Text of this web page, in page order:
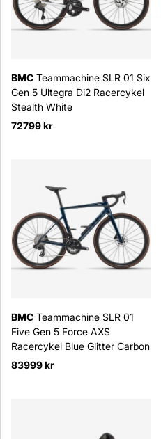
BMC Teammachine SLR 01 Six
Gen 5 Ultegra Di2 Racercykel
Stealth White
72799 kr
BMC Teammachine SLR 01
Five Gen 5 Force AXS
Racercykel Blue Glitter Carbon
83999 kr